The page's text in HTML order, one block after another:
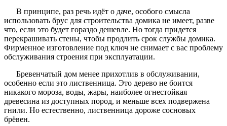
В принципе, раз речь идёт о даче, особого смысла
использовать брус для строительства домика не имеет, разве
что, если это будет гораздо дешевле. Но тогда придется
перекрашивать стены, чтобы продлить срок службы домика.
Фирменное изготовление под ключ не снимает с вас проблему
обслуживания строения при эксплуатации.
Бревенчатый дом менее прихотлив в обслуживании,
особенно если это лиственница. Это дерево не боится
никакого мороза, воды, жары, наиболее огнестойкая
древесина из доступных пород, и меньше всех подвержена
гнили. Но естественно, лиственница дороже сосновых
брёвен.